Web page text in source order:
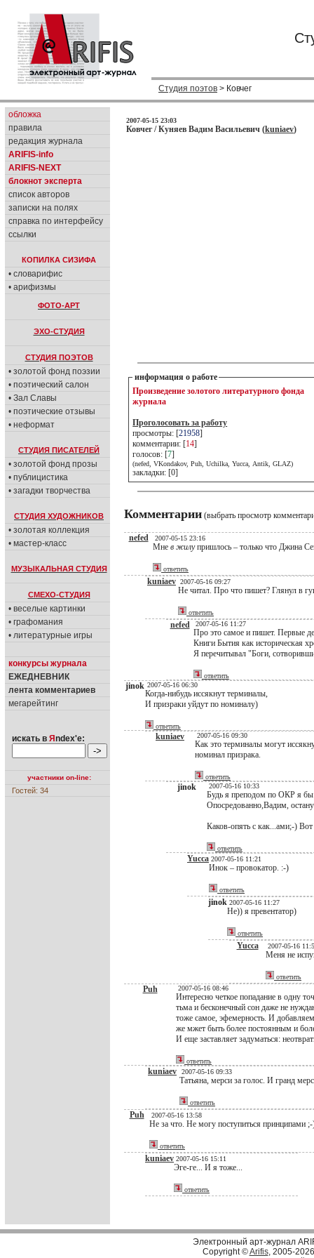
Студия поэтов > Ковчег
обложка
правила
редакция журнала
ARIFIS-info
ARIFIS-NEXT
блокнот эксперта
список авторов
записки на полях
справка по интерфейсу
ссылки
КОПИЛКА СИЗИФА
• словарифис
• арифизмы
ФОТО-АРТ
ЭХО-СТУДИЯ
СТУДИЯ ПОЭТОВ
• золотой фонд поэзии
• поэтический салон
• Зал Славы
• поэтические отзывы
• неформат
СТУДИЯ ПИСАТЕЛЕЙ
• золотой фонд прозы
• публицистика
• загадки творчества
СТУДИЯ ХУДОЖНИКОВ
• золотая коллекция
• мастер-класс
МУЗЫКАЛЬНАЯ СТУДИЯ
СМЕХО-СТУДИЯ
• веселые картинки
• графомания
• литературные игры
конкурсы журнала
ЕЖЕДНЕВНИК
лента комментариев
мегарейтинг
искать в Я ndex'е:
участники on-line:
Гостей: 34
2007-05-15 23:03
Ковчег / Куняев Вадим Васильевич (kuniaev)
информация о работе
Произведение золотого литературного фонда
журнала
Проголосовать за работу
просмотры: [21958]
комментарии: [14]
голосов: [7]
(nefed, VKondakov, Puh, Uchilka, Yucca, Antik, GLAZ)
закладки: [0]
Комментарии (выбрать просмотр
nefed 2007-05-15 23:16
Мне в жилупришлось – только что Джина
ответить
kuniaev 2007-05-16 09:27
Не читал. Про что пишет? Глянул в
ответить
nefed 2007-05-16 11:27
Про это самое и пишет. Первые
Книги Бытия как историческая
Я перечитывал "Боги,
ответить
jinok 2007-05-16 06:30
Когда-нибудь иссякнут терминалы,
И призраки уйдут по номиналу)
ответить
kuniaev 2007-05-16 09:30
Как это терминалы могут
номинал призрака.
ответить
jinok 2007-05-16 10:33
Будь я преподом по ОКР я бы
Опосредованно,Вадим,
Каков-опять с как...ами;-)
ответить
Yucca 2007-05-16 11:21
Инок – провокатор. :-)
ответить
jinok 2007-05-16 11:27
Не)) я превентатор)
ответить
Yucca 2007-05-16
Меня не
ответить
Puh 2007-05-16 08:46
Интересно четкое попадание в одну
тьма и бесконечный сон даже не
тоже самое, эфемерность. И
же мжет быть более постоянным и
И еще заставляет задуматься:
ответить
kuniaev 2007-05-16 09:33
Татьяна, мерси за голос. И гранд
ответить
Puh 2007-05-16 13:58
Не за что. Не могу поступиться принципами
ответить
kuniaev 2007-05-16 15:11
Эге-ге... И я тоже...
ответить
Электронный арт-журнал
Copyright ©Arifis, 2005-2026